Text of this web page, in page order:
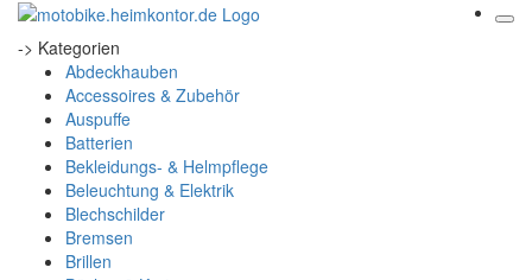
-> Kategorien
Abdeckhauben
Accessoires & Zubehör
Auspuffe
Batterien
Bekleidungs- & Helmpflege
Beleuchtung & Elektrik
Blechschilder
Bremsen
Brillen